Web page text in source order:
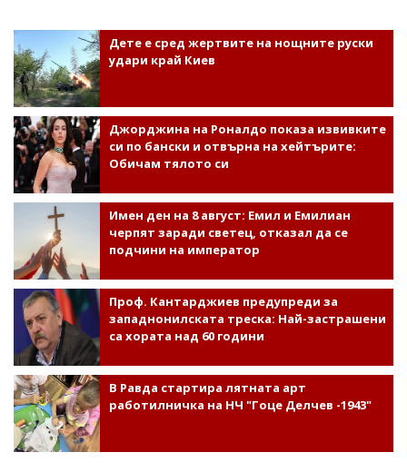
Дете е сред жертвите на нощните руски
удари край Киев
Джорджина на Роналдо показа извивките
си по бански и отвърна на хейтърите:
Обичам тялото си
Имен ден на 8 август: Емил и Емилиан
черпят заради светец, отказал да се
подчини на император
Проф. Кантарджиев предупреди за
западнонилската треска: Най-застрашени
са хората над 60 години
В Равда стартира лятната арт
работилничка на НЧ "Гоце Делчев -1943"